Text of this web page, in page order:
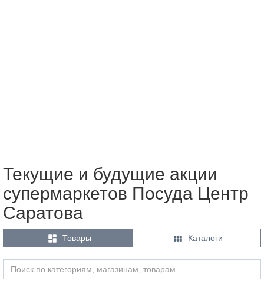
Текущие и будущие акции
супермаркетов Посуда Центр
Саратова
 Товары  Каталоги